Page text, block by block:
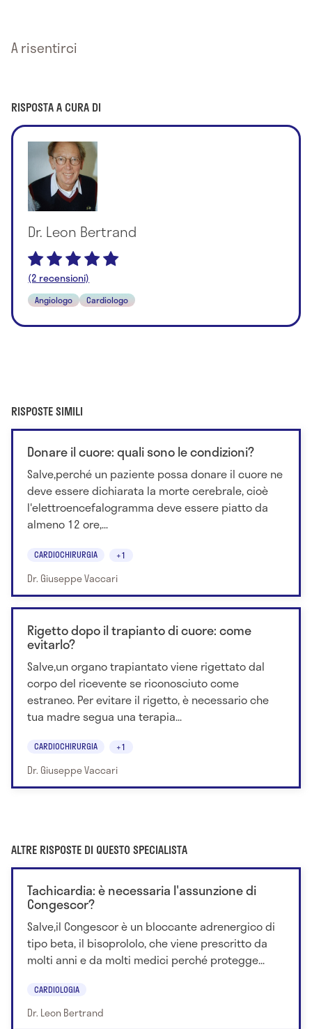
A risentirci
RISPOSTA A CURA DI
Dr. Leon Bertrand
(2 recensioni)
Angiologo Cardiologo
RISPOSTE SIMILI
Donare il cuore: quali sono le condizioni?
Salve,perché un paziente possa donare il cuore ne
deve essere dichiarata la morte cerebrale, cioè
l'elettroencefalogramma deve essere piatto da
almeno 12 ore,...
CARDIOCHIRURGIA +1
Dr. Giuseppe Vaccari
Rigetto dopo il trapianto di cuore: come
evitarlo?
Salve,un organo trapiantato viene rigettato dal
corpo del ricevente se riconosciuto come
estraneo. Per evitare il rigetto, è necessario che
tua madre segua una terapia...
CARDIOCHIRURGIA +1
Dr. Giuseppe Vaccari
ALTRE RISPOSTE DI QUESTO SPECIALISTA
Tachicardia: è necessaria l'assunzione di
Congescor?
Salve,il Congescor è un bloccante adrenergico di
tipo beta, il bisoprololo, che viene prescritto da
molti anni e da molti medici perché protegge...
CARDIOLOGIA
Dr. Leon Bertrand